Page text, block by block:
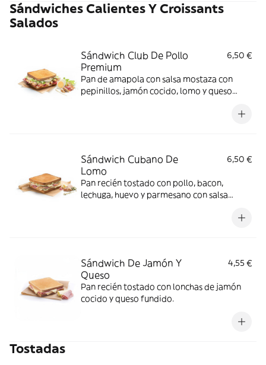
Sándwiches Calientes Y Croissants
Salados
Sándwich Club De Pollo
Premium
6,50 €
Pan de amapola con salsa mostaza con
pepinillos, jamón cocido, lomo y queso
Sándwich Cubano De
Lomo
6,50 €
Pan recién tostado con pollo, bacon,
lechuga, huevo y parmesano con salsa
Sándwich De Jamón Y
Queso
4,55 €
Pan recién tostado con lonchas de jamón
cocido y queso fundido.
Tostadas